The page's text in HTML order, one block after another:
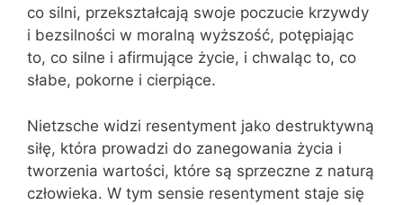
co silni, przekształcają swoje poczucie krzywdy
i bezsilności w moralną wyższość, potępiając
to, co silne i afirmujące życie, i chwaląc to, co
słabe, pokorne i cierpiące.
Nietzsche widzi resentyment jako destruktywną
siłę, która prowadzi do zanegowania życia i
tworzenia wartości, które są sprzeczne z naturą
człowieka. W tym sensie resentyment staje się